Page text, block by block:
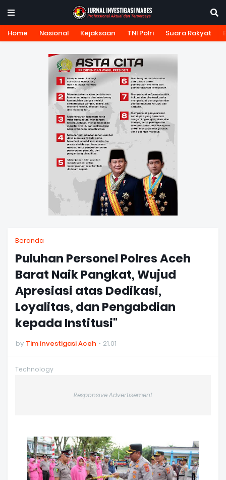
Home Nasional Kejaksaan TNI Polri Suara Rakyat
Beranda
Puluhan Personel Polres Aceh
Barat Naik Pangkat, Wujud
Apresiasi atas Dedikasi,
Loyalitas, dan Pengabdian
kepada Institusi"
by Tim investigasi Aceh 21.01
Technology
Responsive Advertisement